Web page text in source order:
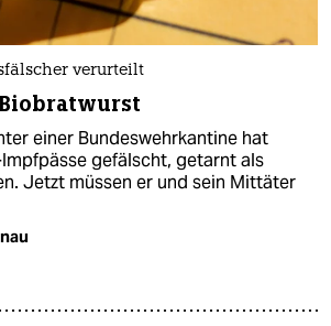
verurteilt
einer Bundeswehrkantine hat
gefälscht, getarnt als
Jetzt müssen er und sein Mittäter